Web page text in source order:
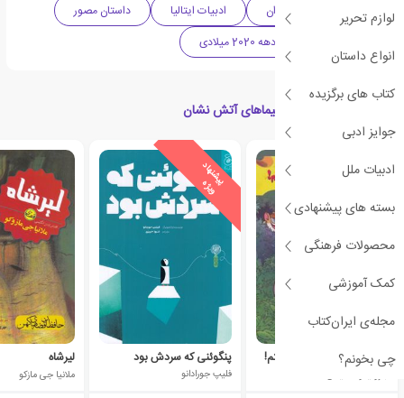
لوازم تحریر
انواع داستان
کتاب های برگزیده
جوایز ادبی
ادبیات ملل
بسته های پیشنهادی
محصولات فرهنگی
کمک آموزشی
مجله‌ی ایران‌کتاب
چی بخونم؟
ادبیات کودک و نوجوان
ادبیات ایتالیا
داستان مصور
دهه 2020 میلادی
کتاب های مرتبط با هواپیماهای آتش نشان
من یک موش قهرمان نیستم!
پ
ی
ش
ن
ه
ا
د
و
ی
ژ
ه
پنگوئنی که سردش بود
فلیپ جورادانو
لیرشاه
ملانیا جی مازکو